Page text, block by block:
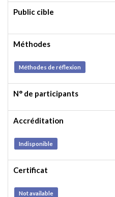
Public cible
Méthodes
Méthodes de réflexion
N° de participants
Accréditation
Indisponible
Certificat
Not available